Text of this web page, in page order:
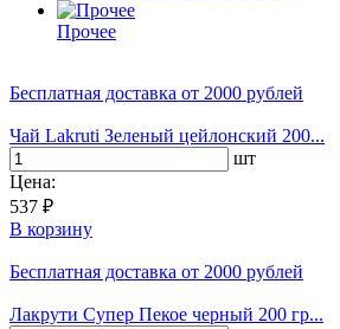
Прочее
Бесплатная доставка от 2000 рублей
Чай Lakruti Зеленый цейлонский 200...
шт
Цена:
537 ₽
В корзину
Бесплатная доставка от 2000 рублей
Лакрути Супер Пекое черный 200 гр...